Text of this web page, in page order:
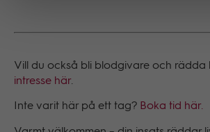
Vill du också bli blodgivare och rädda
intresse här.
Inte varit här på ett tag? Boka tid här.